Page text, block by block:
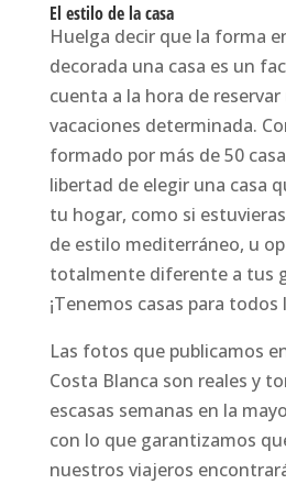
El estilo de la casa
Huelga decir que la forma
decorada una casa es un
cuenta a la hora de reservar
vacaciones determinada.
formado por más de 50
libertad de elegir una casa
tu hogar, como si
de estilo mediterráneo, u
totalmente diferente a tus
¡Tenemos casas para
Las fotos que publicamos
Costa Blanca son reales y
escasas semanas en la
con lo que garantizamos
nuestros viajeros